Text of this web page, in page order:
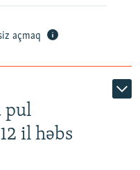
açmaq
pul
il həbs